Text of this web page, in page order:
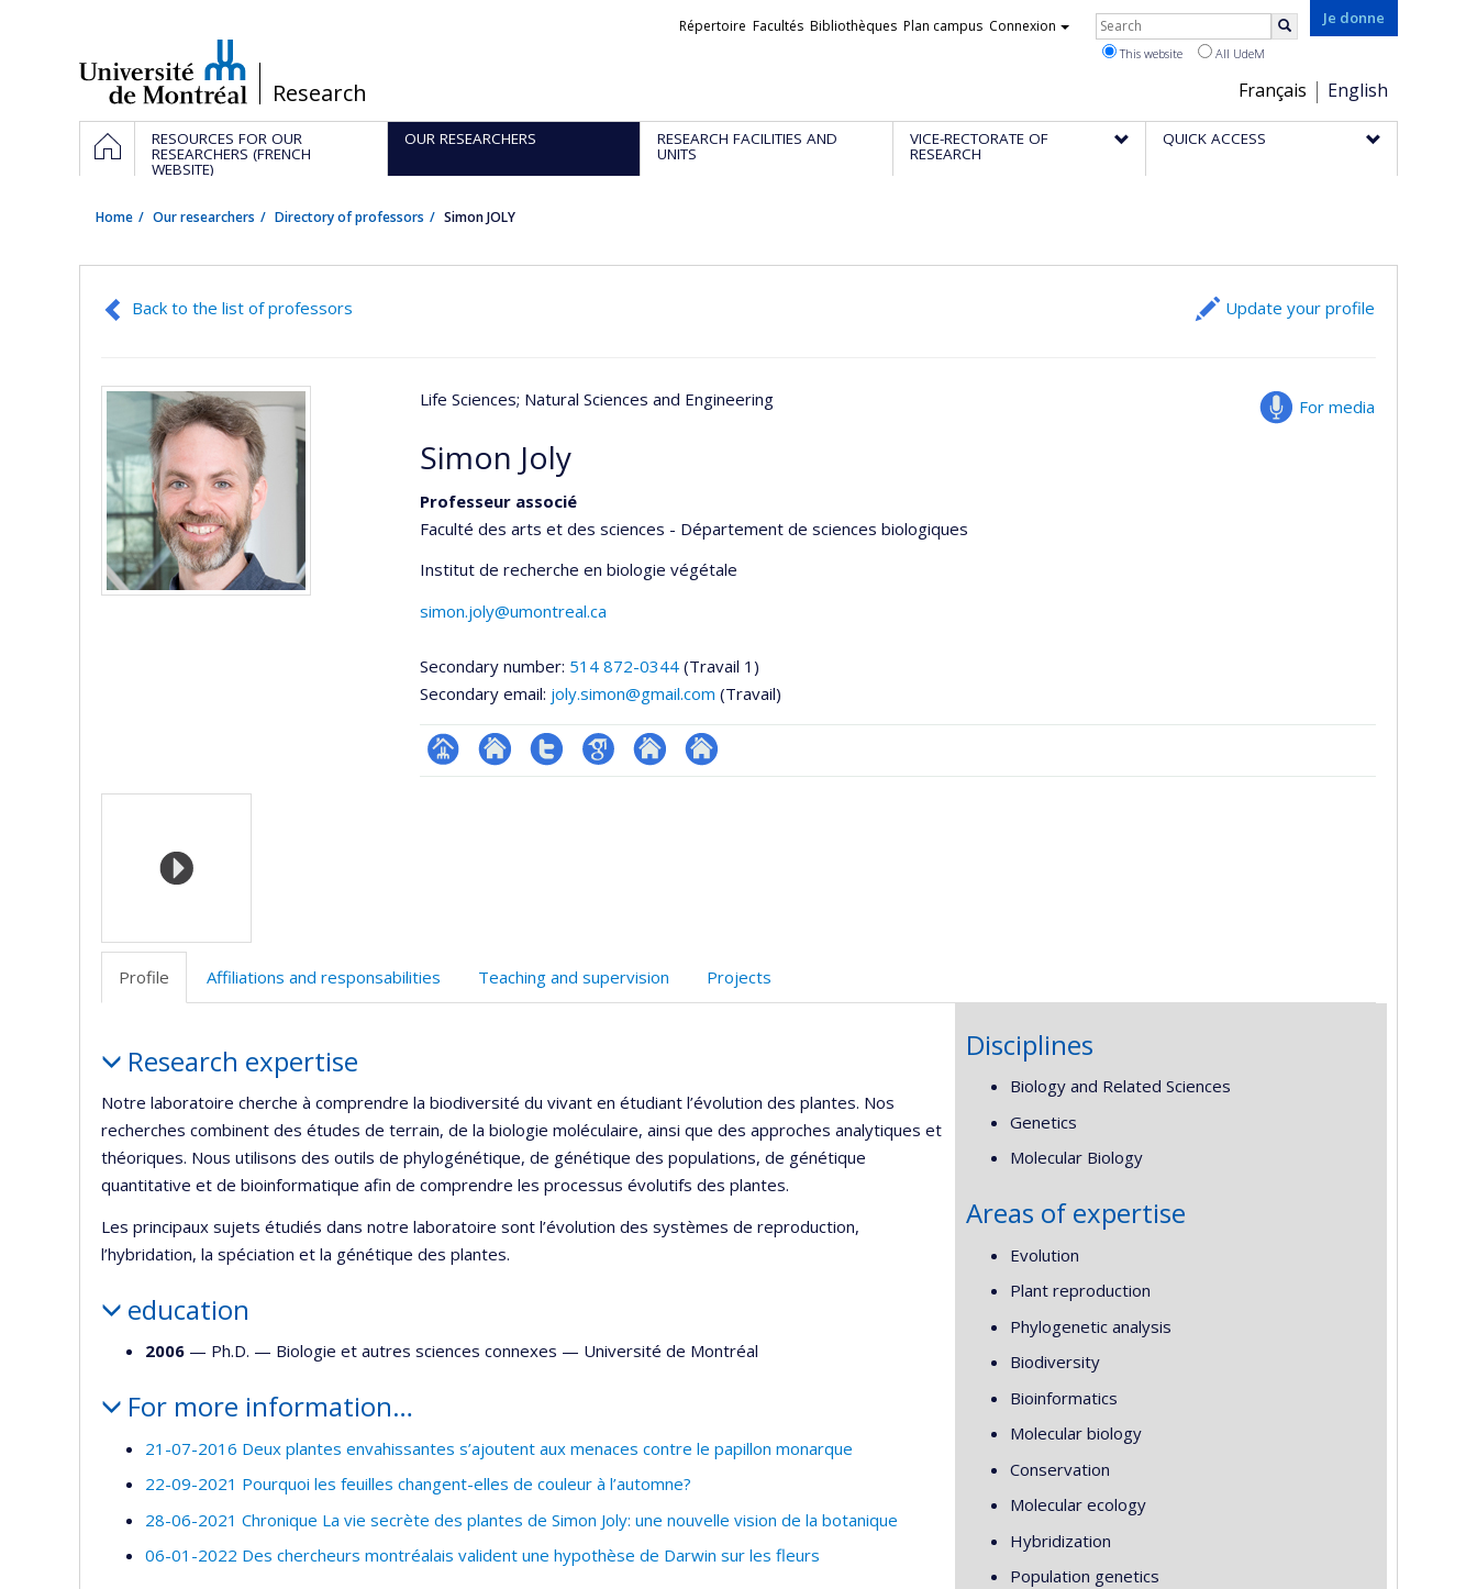
/Research
Je donne
Choix
de
la
Français English
Liens
Répertoire Facultés Bibliothèques Plan campus Connexion Rechercher
This website All UdeM
Navigation
principale
HOMERESOURCES FOR OUR
RESEARCHERS (FRENCH
WEBSITE)
OUR RESEARCHERS RESEARCH FACILITIES AND
UNITS
VICE-RECTORATE OF
RESEARCH
QUICK ACCESS
Home Our researchers Directory of professors Simon JOLY
Back to the list of professors Update your profile
For media
Life Sciences; Natural Sciences and Engineering
Simon Joly
Professeur associé
Faculté des arts et des sciences - Département de sciences biologiques
Institut de recherche en biologie végétale
simon.joly@umontreal.ca
Secondary number: 514 872-0344 (Travail 1)
Secondary email: joly.simon@gmail.com (Travail)
Page Site
CompteGoogleAutre Autre
Media
Profile Affiliations and responsabilities Teaching and supervision Projects
Research expertise
Notre laboratoire cherche à comprendre la biodiversité du vivant en étudiant l’évolution des plantes. Nos
recherches combinent des études de terrain, de la biologie moléculaire, ainsi que des approches analytiques et
théoriques. Nous utilisons des outils de phylogénétique, de génétique des populations, de génétique
quantitative et de bioinformatique afin de comprendre les processus évolutifs des plantes.
Les principaux sujets étudiés dans notre laboratoire sont l’évolution des systèmes de reproduction,
l’hybridation, la spéciation et la génétique des plantes.
education
2006 — Ph.D. — Biologie et autres sciences connexes — Université de Montréal
For more information…
21-07-2016 Deux plantes envahissantes s’ajoutent aux menaces contre le papillon monarque
22-09-2021 Pourquoi les feuilles changent-elles de couleur à l’automne?
28-06-2021 Chronique La vie secrète des plantes de Simon Joly: une nouvelle vision de la botanique
06-01-2022 Des chercheurs montréalais valident une hypothèse de Darwin sur les fleurs
Disciplines
Biology and Related Sciences
Genetics
Molecular Biology
Areas of expertise
Evolution
Plant reproduction
Phylogenetic analysis
Biodiversity
Bioinformatics
Molecular biology
Conservation
Molecular ecology
Hybridization
Population genetics